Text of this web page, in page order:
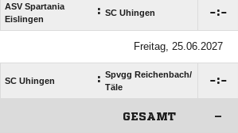
ASV Spartania
Eislingen
: SC Uhingen :
Freitag, 25.06.2027
SC Uhingen : Spvgg Reichenbach/​
Täle
:
GESAMT –